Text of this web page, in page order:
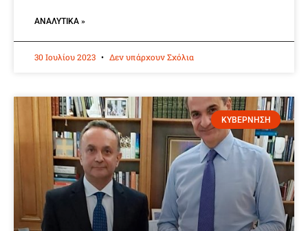
ΑΝΑΛΥΤΙΚΆ »
30 Ιουλίου 2023 Δεν υπάρχουν Σχόλια
ΚΥΒΕΡΝΗΣΗ